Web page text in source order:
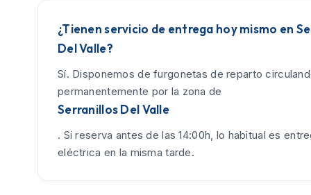
¿Tienen servicio de entrega hoy mismo en
Del Valle?
Sí. Disponemos de furgonetas de reparto
permanentemente por la zona de
Serranillos Del Valle
. Si reserva antes de las 14:00h, lo habitual es
eléctrica en la misma tarde.